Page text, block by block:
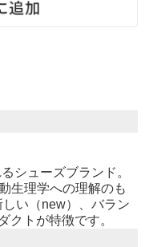
シューズブランド。
生理学への理解のも
い（new）、バラン
クトが特徴です。